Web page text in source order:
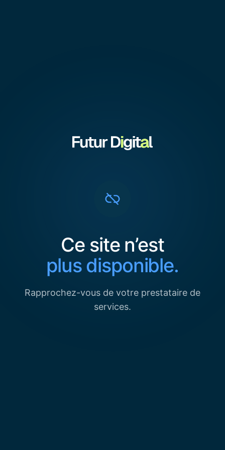
Ce site n’est
plus disponible.
Rapprochez-vous de votre prestataire de
services.